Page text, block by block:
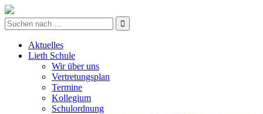
Aktuelles
Lieth Schule
Wir über uns
Vertretungsplan
Termine
Kollegium
Schulordnung